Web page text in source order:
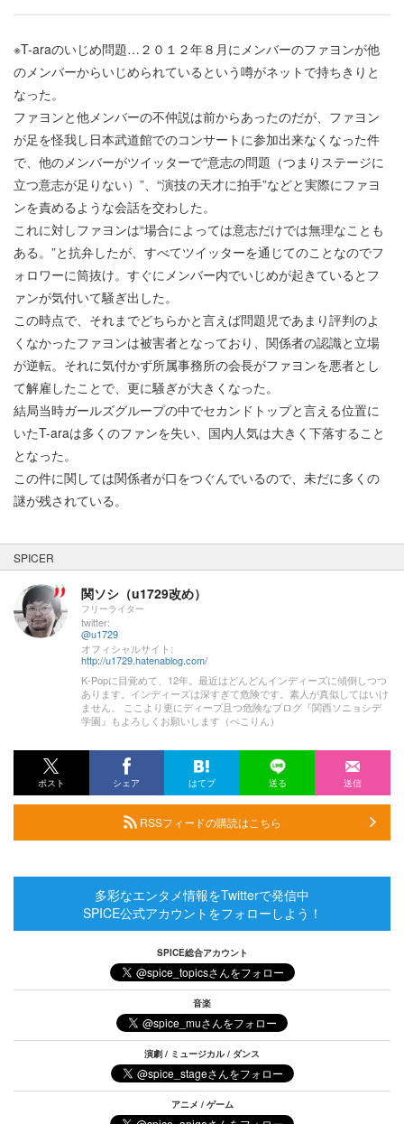
※T-araのいじめ問題…２０１２年８月にメンバーのファヨンが他
のメンバーからいじめられているという噂がネットで持ちきりと
なった。
ファヨンと他メンバーの不仲説は前からあったのだが、ファヨン
が足を怪我し日本武道館でのコンサートに参加出来なくなった件
で、他のメンバーがツイッターで“意志の問題（つまりステージに
立つ意志が足りない）”、“演技の天才に拍手”などと実際にファヨ
ンを責めるような会話を交わした。
これに対しファヨンは“場合によっては意志だけでは無理なことも
ある。”と抗弁したが、すべてツイッターを通じてのことなのでフ
ォロワーに筒抜け。すぐにメンバー内でいじめが起きているとフ
ァンが気付いて騒ぎ出した。
この時点で、それまでどちらかと言えば問題児であまり評判のよ
くなかったファヨンは被害者となっており、関係者の認識と立場
が逆転。それに気付かず所属事務所の会長がファヨンを悪者とし
て解雇したことで、更に騒ぎが大きくなった。
結局当時ガールズグループの中でセカンドトップと言える位置に
いたT-araは多くのファンを失い、国内人気は大きく下落すること
となった。
この件に関しては関係者が口をつぐんでいるので、未だに多くの
謎が残されている。
SPICER
関ソシ（u1729改め）
フリーライター
twitter:
@u1729
オフィシャルサイト:
http://u1729.hatenablog.com/
K-Popに目覚めて、12年。最近はどんどんインディーズに傾倒しつつ
あります。インディーズは深すぎて危険です。素人が真似してはいけ
ません。 ここより更にディープ且つ危険なブログ『関西ソニョシデ
学園』もよろしくお願いします（ぺこりん）
ポスト シェア はてブ 送る 送信
RSSフィードの購読はこちら
多彩なエンタメ情報をTwitterで発信中
SPICE公式アカウントをフォローしよう！
SPICE総合アカウント
音楽
演劇 / ミュージカル / ダンス
アニメ / ゲーム